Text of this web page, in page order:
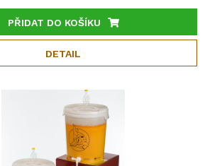
PŘIDAT DO KOŠÍKU
DETAIL